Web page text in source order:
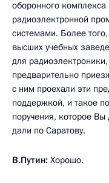
оборонного
радиоэлектронной
системами. Более
высших учебных
для
предварительно
с ним проехали эти
поддержкой, и такое
поручения, которое
дали по Саратову.
В.Путин: Хорошо.